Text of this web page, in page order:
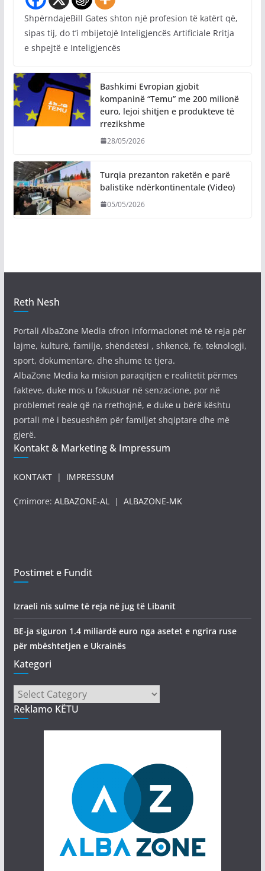
ShpërndajeBill Gates shton një profesion të katërt që,
sipas tij, do t’i mbijetojë Inteligjencës Artificiale Rritja
e shpejtë e Inteligjencës
Bashkimi Evropian gjobit
kompaninë “Temu” me 200 milionë
euro, lejoi shitjen e produkteve të
rrezikshme
28/05/2026
Turqia prezanton raketën e parë
balistike ndërkontinentale (Video)
05/05/2026
Reth Nesh
Portali AlbaZone Media ofron informacionet më të reja për
lajme, kulturë, familje, shëndetësi , shkencë, fe, teknologji,
sport, dokumentare, dhe shume te tjera.
AlbaZone Media ka mision paraqitjen e realitetit përmes
fakteve, duke mos u fokusuar në senzacione, por në
problemet reale që na rrethojnë, e duke u bërë kështu
portali më i besueshëm për familjet shqiptare dhe më
gjerë.
Kontakt & Marketing & Impressum
KONTAKT| IMPRESSUM
Çmimore: ALBAZONE-AL| ALBAZONE-MK
Postimet e Fundit
Izraeli nis sulme të reja në jug të Libanit
BE-ja siguron 1.4 miliardë euro nga asetet e ngrira ruse
për mbështetjen e Ukrainës
Kategori
Kategori
Reklamo KËTU